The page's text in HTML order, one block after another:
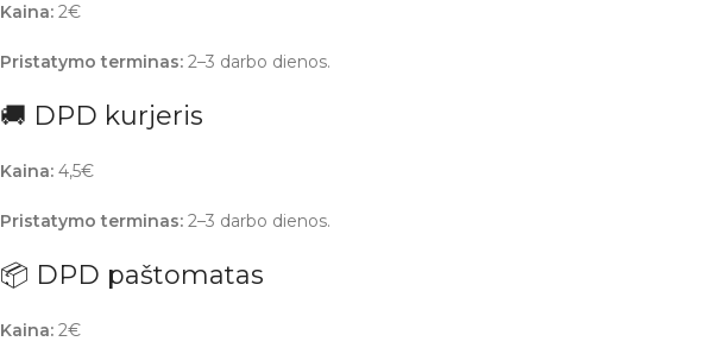
Kaina: 2€
Pristatymo terminas: 2–3 darbo dienos.
🚚 DPD kurjeris
Kaina: 4,5€
Pristatymo terminas: 2–3 darbo dienos.
📦 DPD paštomatas
Kaina: 2€